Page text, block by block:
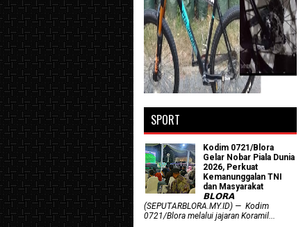
SPORT
Kodim 0721/Blora
Gelar Nobar Piala Dunia
2026, Perkuat
Kemanunggalan TNI
dan Masyarakat
𝗕𝗟𝗢𝗥𝗔
(SEPUTARBLORA.MY.ID) — Kodim
0721/Blora melalui jajaran Koramil...